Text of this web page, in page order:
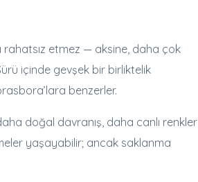
rahatsız etmez — aksine, daha çok
içinde gevşek bir birliktelik
benzerler.
doğal davranış, daha canlı renkler
yaşayabilir; ancak saklanma